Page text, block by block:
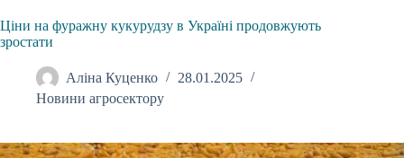
Ціни на фуражну кукурудзу в Україні продовжують
зростати
Аліна Куценко
28.01.2025
Новини агросектору